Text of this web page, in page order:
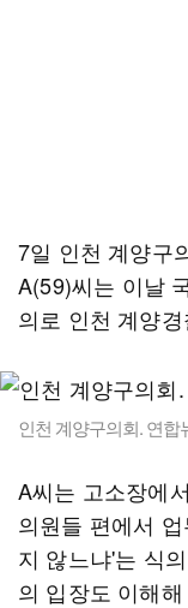
7일 인천 계양구
A(59)씨는 이날
의로 인천 계양
인천 계양구의회. 연합
A씨는 고소장에
의원들 편에서
지 않느냐'는 식
의 입장도 이해